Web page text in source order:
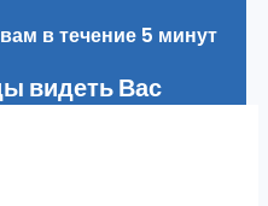
в течение 5 минут
видеть Вас